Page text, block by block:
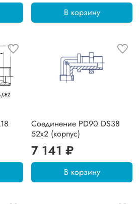
В корзину
Соединение PD90 DS38
52х2 (корпус)
7 141 ₽
В корзину